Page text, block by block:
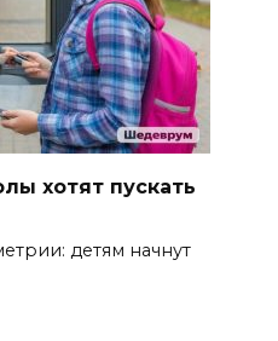
хотят пускать
детям начнут